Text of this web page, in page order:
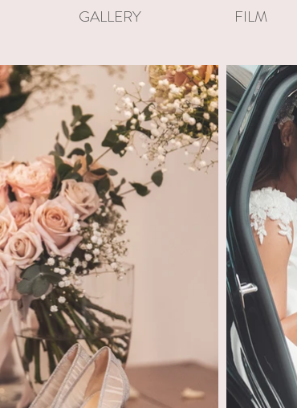
GALLERY FILM